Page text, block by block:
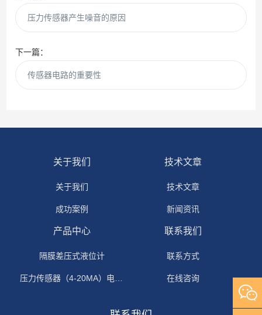
压力传感器产生噪音的原因
下一篇：
传感器电路的重要性
关于我们
关于我们
成功案例
技术文章
技术文章
新闻资讯
产品中心
隔膜差压式液位计
压力传感器（4-20MA）电流输出
联系我们
联系方式
在线咨询